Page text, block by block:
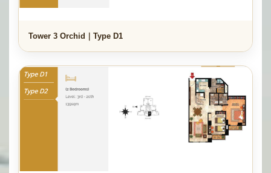
Tower 3 Orchid｜Type D1